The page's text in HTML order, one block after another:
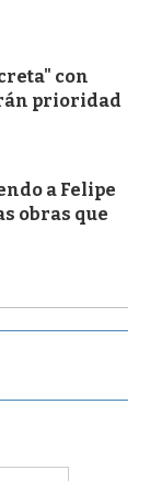
con
prioridad
a Felipe
obras que